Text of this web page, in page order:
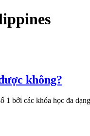
không?
bởi các khóa học đa